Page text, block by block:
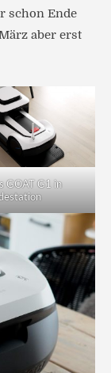
schon Ende
aber erst
GOAT G1 in